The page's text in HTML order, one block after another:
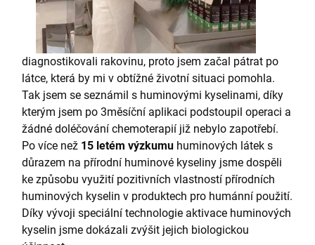
diagnostikovali rakovinu, proto jsem začal pátrat po
látce, která by mi v obtížné životní situaci pomohla.
Tak jsem se seznámil s huminovými kyselinami, díky
kterým jsem po 3měsíční aplikaci podstoupil operaci a
žádné doléčování chemoterapií již nebylo zapotřebí.
Po více než 15 letém výzkumu huminových látek s
důrazem na přírodní huminové kyseliny jsme dospěli
ke způsobu využití pozitivních vlastností přírodních
huminových kyselin v produktech pro humánní použití.
Díky vývoji speciální technologie aktivace huminových
kyselin jsme dokázali zvýšit jejich biologickou